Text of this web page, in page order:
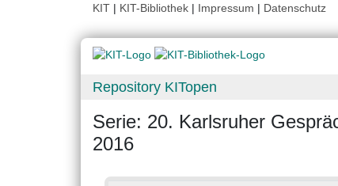
KIT | KIT-Bibliothek | Impressum | Datenschutz
Repository KITopen
Serie: 20. Karlsruher
2016